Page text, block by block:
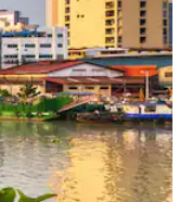
ich preskúmať